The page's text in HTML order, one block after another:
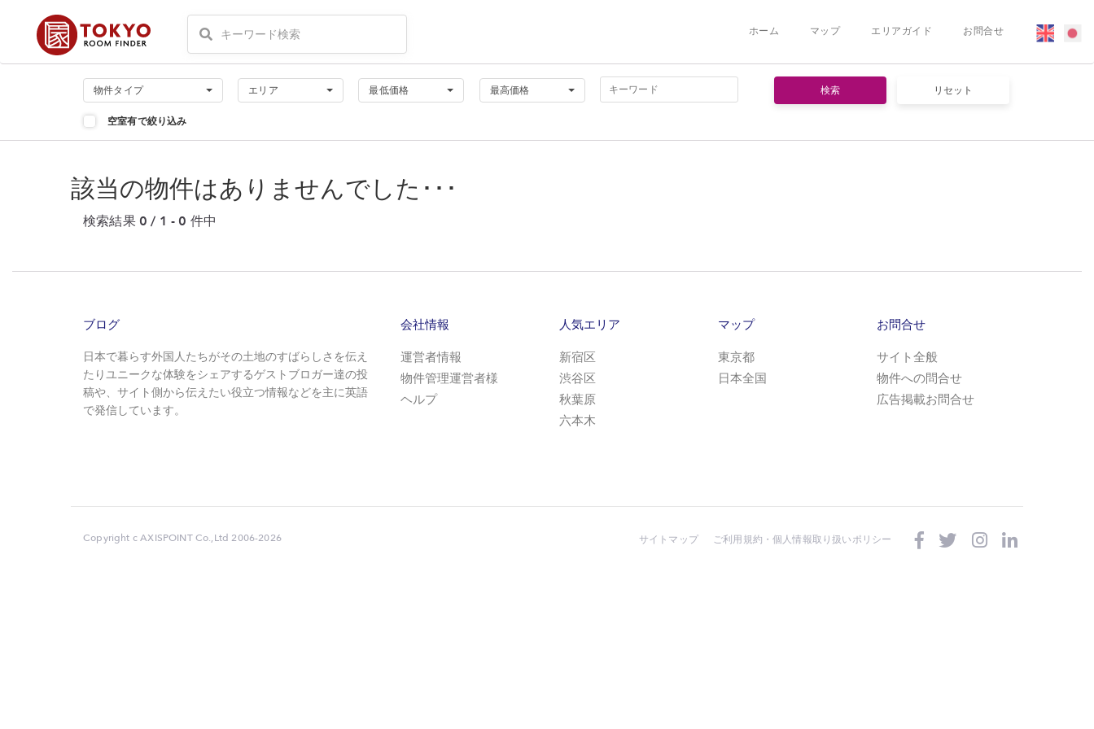
ホーム マップ エリアガイド お問合せ
物件タイプ エリア 最低価格 最高価格
空室有で絞り込み
該当の物件はありませんでした･･･
検索結果 0 / 1 - 0 件中
ブログ
日本で暮らす外国人たちがその土地のすばらしさを伝え
たりユニークな体験をシェアするゲストブロガー達の投
稿や、サイト側から伝えたい役立つ情報などを主に英語
で発信しています。
会社情報
運営者情報
物件管理運営者様
ヘルプ
人気エリア
新宿区
渋谷区
秋葉原
六本木
マップ
東京都
日本全国
お問合せ
サイト全般
物件への問合せ
広告掲載お問合せ
サイトマップ ご利用規約・個人情報取り扱いポリシー
Copyright c AXISPOINT Co.,Ltd 2006-2026